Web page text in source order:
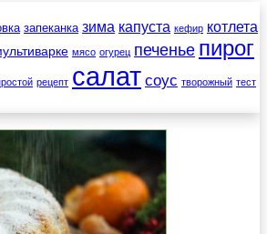
запеканка зима капуста кефир котлета
мясо огурец печенье пирог
рецепт салат соус творожный тест